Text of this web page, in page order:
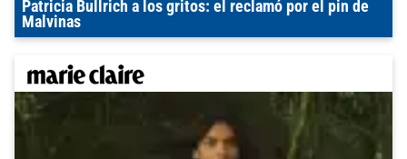
Patricia Bullrich a los gritos: el reclamó por el pin de
Malvinas